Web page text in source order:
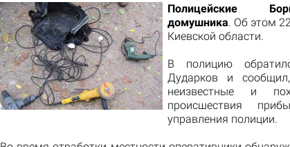
Полицейские
домушника. Об этом
Киевской области.
В полицию
Дударков и
неизвестные и
происшествия
управления полиции.